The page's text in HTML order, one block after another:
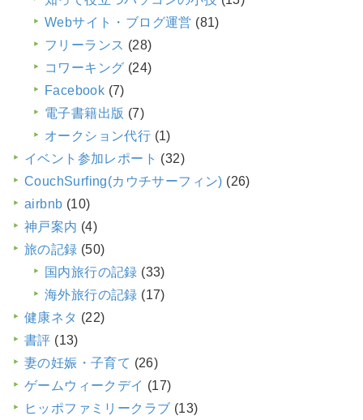
Webサイト・ブログ運営 (81)
フリーランス (28)
コワーキング (24)
Facebook (7)
電子書籍出版 (7)
オークション代行 (1)
イベント参加レポート (32)
CouchSurfing(カウチサーフィン) (26)
airbnb (10)
神戸案内 (4)
旅の記録 (50)
国内旅行の記録 (33)
海外旅行の記録 (17)
健康ネタ (22)
書評 (13)
妻の妊娠・子育て (26)
ゲームウィークデイ (17)
ヒッポファミリークラブ (13)